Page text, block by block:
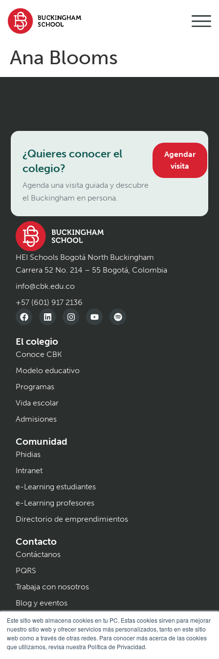
Este sitio web almacena cookies en tu PC. Estas cookies sirven para mejorar
nuestro sitio web y ofrecer servicios más personalizados, tanto en este sitio
web como a través de otras redes. Para conocer más acerca de las cookies
que utilizamos, revisa nuestra Política de Privacidad.
contenido
Ana Blooms
¿Quieres conocer el
colegio?
Agenda una visita guiada y descubre
el Buckingham en persona.
Agendar
visita
HEI Schools Bogotá North Buckingham
Carrera 52 No. 214 – 55 Bogotá, Colombia
info@cbk.edu.co
+57 (601) 917 2136
El colegio
Conoce CBK
Modelo educativo
Programas
Vida escolar
Admisiones
Comunidad
Phidias
Intranet
e-Learning estudiantes
e-Learning profesores
Directorio de emprendimientos
Contacto
Contáctanos
PQRS
Trabaja con nosotros
Blog y eventos
Programa Creer